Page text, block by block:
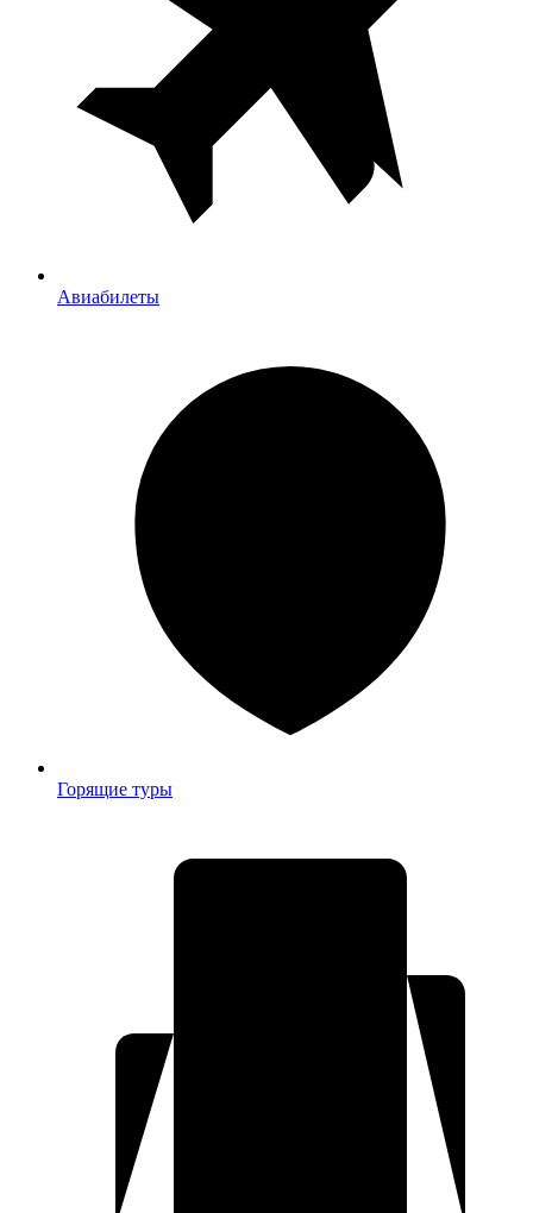
Авиабилеты
Горящие туры